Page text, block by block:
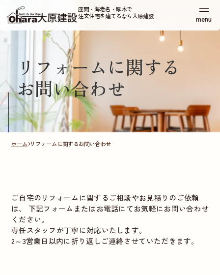
座間・海老名・厚木で
注文住宅を建てるなら大原建設
menu
リフォームに関する
お問い合わせ
ホーム リフォームに関するお問い合わせ
ご自宅のリフォームに関するご相談やお見積りのご依頼
は、
下記フォームまたはお電話にてお気軽にお問い合わせ
ください。
専任スタッフが丁寧に対応いたします。
2～3営業日以内に折り返しご連絡させていただきます。